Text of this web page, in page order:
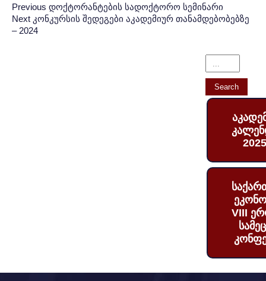
Post
navigation
პოსტის
ნავიგაცია
Previous Previous
Post:
დოქტორანტების სადოქტორო სემინარი
Next Next
Post:
კონკურსის შედეგები აკადემიურ თანამდებობებზე
– 2024
VIII